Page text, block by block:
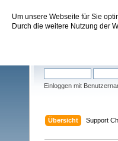
Um unsere Webseite für Sie
Durch die weitere Nutzung der
Sundtek
Einloggen mit
Übersicht Support